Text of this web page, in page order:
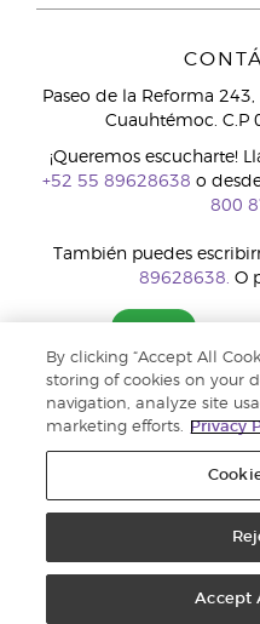
Paseo de la Reforma
Cuauhtémoc. C.P
¡Queremos escucharte!
+52 55 89628638 o
800
También puedes
89628638. O
By clicking “Accept All
storing of cookies on your
navigation, analyze site
marketing efforts.
Privacy
Accept